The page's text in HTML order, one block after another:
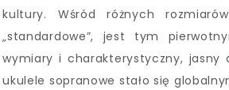
kultury. Wśród różnych
„standardowe”, jest tym
wymiary i charakterystyczny, jasny
ukulele sopranowe stało się